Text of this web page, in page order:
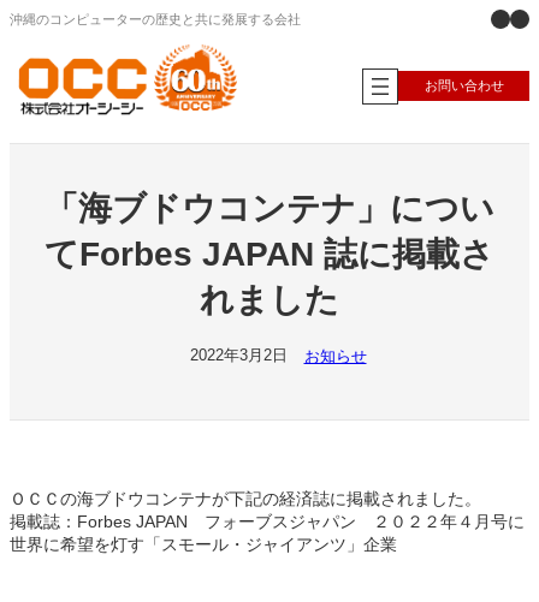
内
を
ス
キ
沖縄のコンピューターの歴史と共に発展する会社 X
お問い合わせ
「海ブドウコンテナ」につい
てForbes JAPAN 誌に掲載さ
れました
2022年3月2日 お知らせ
ＯＣＣの海ブドウコンテナが下記の経済誌に掲載されました。
掲載誌：Forbes JAPAN フォーブスジャパン ２０２２年４月号に
世界に希望を灯す「スモール・ジャイアンツ」企業